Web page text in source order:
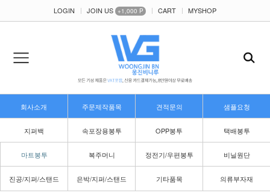
LOGIN JOIN US +1,000 P CART MYSHOP
회사소개 주문제작품목 견적문의 샘플요청
지퍼백 속포장용봉투 OPP봉투 택배봉투
마트봉투 복주머니 정전기/우편봉투 비닐원단
진공/지퍼/스탠드 은박/지퍼/스탠드 기타품목 의류부자재